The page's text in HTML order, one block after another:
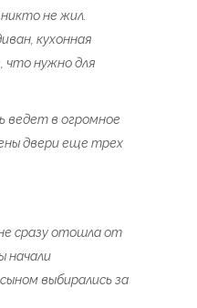
не жил.
кухонная
что нужно для
ведет в огромное
двери еще трех
сразу отошла от
начали
выбирались за